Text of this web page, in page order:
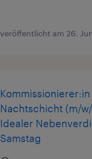
veröffentlicht am 26.
Kommissionierer:in
Nachtschicht (m/
Idealer
Samstag